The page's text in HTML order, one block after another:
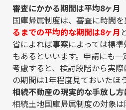
審査にかかる期間は平均8ヶ月
国庫帰属制度は、審査に時間を
るまでの平均的な期間は8ヶ月
省によれば事案によっては標
もあるといいます。申請にも
考慮すると、検討段階から実
の期間は1年程度見ておいたほ
相続不動産の現実的な手放し方
相続土地国庫帰属制度の対象